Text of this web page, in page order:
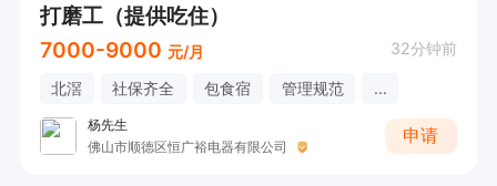
打磨工（提供吃住）
7000-9000 元/月 32分钟前
北滘 社保齐全 包食宿 管理规范 ...
杨先生
佛山市顺德区恒广裕电器有限公司
申请